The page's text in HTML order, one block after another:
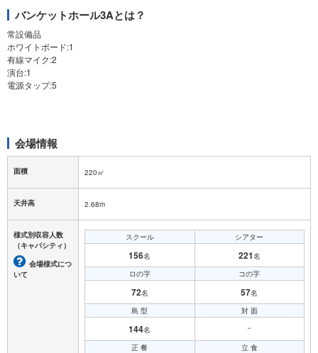
バンケットホール3Aとは？
常設備品
ホワイトボード:1
有線マイク:2
演台:1
電源タップ:5
会場情報
面積 220㎡
天井高 2.68m
様式別収容人数
（キャパシティ）
会場様式につ
いて
スクール
156名
シアター
221名
ロの字
72名
コの字
57名
島 型
144名
対 面
－
正 餐
立 食